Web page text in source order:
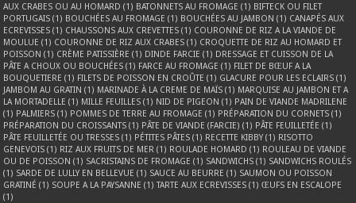
AUX CRABES OU AU HOMARD (1) BATONNETS AU FROMAGE (1) BIFTECK OU FILET
PORTUGAIS (1) BOUCHÉES AU FROMAGE (1) BOUCHÉES AU JAMBON (1) CANAPÉS AUX
ECREVISSES (1) CHAUSSONS AUX CREVETTES (1) COURONNE DE RIZ A LA VIANDE DE
MOULUE (1) COURONNE DE RIZ AUX CRABES (1) CROQUETTE DE RIZ AU HOMARD ET
POISSON (1) CRÈME PATISSIÈRE (1) DINDE FARCIE (1) DRESSAGE ET CUISSON DE LA
PÂTE A CHOUX OU BOUCHÉES (1) FARCE AU FROMAGE (1) FILET DE BŒUF A LA
BOUQUETIERE (1) FILETS DE POISSON EN CROÛTE (1) GLACURE POUR LES ECLAIRS (1)
JAMBOM AU GRATIN (1) MARINADE À LA CREME DE MAÏS (1) MARQUISE AU JAMBON ET A
LA MORTADELLE (1) MILLE FEUILLES (1) NID DE PIGEON (1) PAIN DE VIANDE MADRILENE
(1) PALMIERS (1) POMMES DE TERRE AU FROMAGE (1) PRÉPARATION DU CORNETS (1)
PRÉPARATION DU CROISSANTS (1) PÂTE DE VIANDE (FARCIE) (1) PÂTE FEUILLETÉE (1)
PÂTE FEUILLETÉE OU TRESSES (1) PÉTITES PÂTES (1) RECETTE KIBBY (1) RISOTTO
GENEVOIS (1) RIZ AUX FRUITS DE MER (1) ROULADE HOMARD (1) ROULEAU DE VIANDE
OU DE POISSON (1) SACRISTAINS DE FROMAGE (1) SANDWICHS (1) SANDWICHS ROULÉS
(1) SARDE DE LULLY EN BELLEVUE (1) SAUCE AU BEURRE (1) SAUMON OU POISSON
GRATINÉ (1) SOUPE A LA PAYSANNE (1) TARTE AUX ECREVISSES (1) ŒUFS EN ESCALOPE
(1)